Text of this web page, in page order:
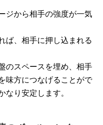
ジから相手の強度が一気
ば、相手に押し込まれる
のスペースを埋め、相手
味方につなげることがで
なり安定します。